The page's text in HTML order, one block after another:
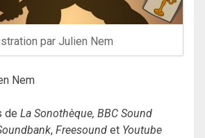
par Julien Nem
Nem
de La Sonothèque, BBC Sound
, Freesound et Youtube